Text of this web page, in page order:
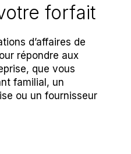
forfait
d’affaires de
répondre aux
que vous
familial, un
ou un fournisseur